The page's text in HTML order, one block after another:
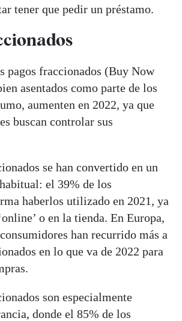
tener que pedir un préstamo.
pagos fraccionados (Buy Now
asentados como parte de los
aumenten en 2022, ya que
buscan controlar sus
se han convertido en un
el 39% de los
haberlos utilizado en 2021, ya
o en la tienda. En Europa,
han recurrido más a
en lo que va de 2022 para
son especialmente
donde el 85% de los